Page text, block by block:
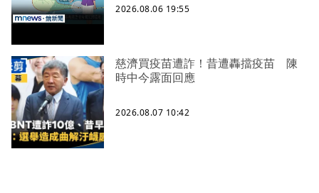
2026.08.06 19:55
慈濟買疫苗遭詐！昔遭轟擋疫苗 陳
時中今露面回應
2026.08.07 10:42